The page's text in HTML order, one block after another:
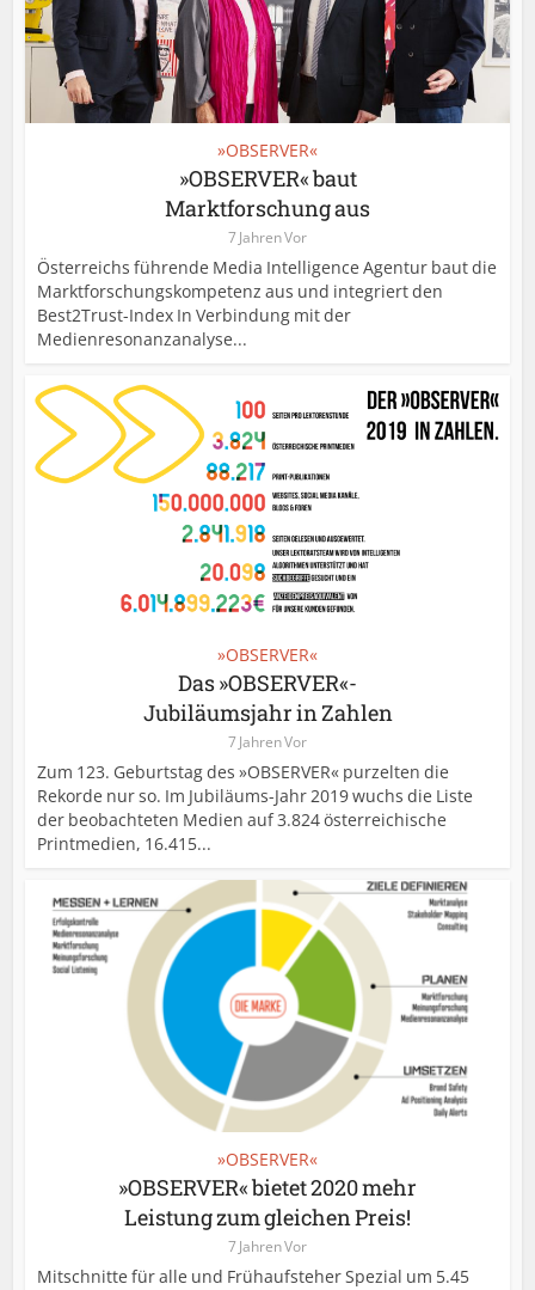
»OBSERVER«
»OBSERVER« baut
Marktforschung aus
7 Jahren Vor
Österreichs führende Media Intelligence Agentur baut die
Marktforschungskompetenz aus und integriert den
Best2Trust-Index In Verbindung mit der
Medienresonanzanalyse...
»OBSERVER«
Das »OBSERVER«-
Jubiläumsjahr in Zahlen
7 Jahren Vor
Zum 123. Geburtstag des »OBSERVER« purzelten die
Rekorde nur so. Im Jubiläums-Jahr 2019 wuchs die Liste
der beobachteten Medien auf 3.824 österreichische
Printmedien, 16.415...
»OBSERVER«
»OBSERVER« bietet 2020 mehr
Leistung zum gleichen Preis!
7 Jahren Vor
Mitschnitte für alle und Frühaufsteher Spezial um 5.45